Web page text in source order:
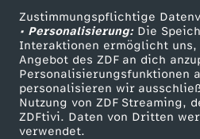
Zustimmungspflichtige
• Personalisierung:Die
Interaktionen ermöglicht uns,
Angebot des ZDF an dich
Personalisierungsfunktionen
personalisieren wir
Nutzung von ZDF Streaming,
ZDFtivi. Daten von Dritten
verwendet.
ä
u
s
c
Livestreams
Sendungen A-Z
TV-Programm